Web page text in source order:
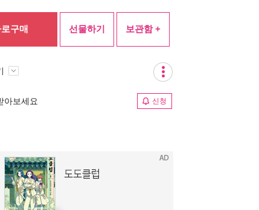
구매 선물하기 보관함 +
아보세요 신청